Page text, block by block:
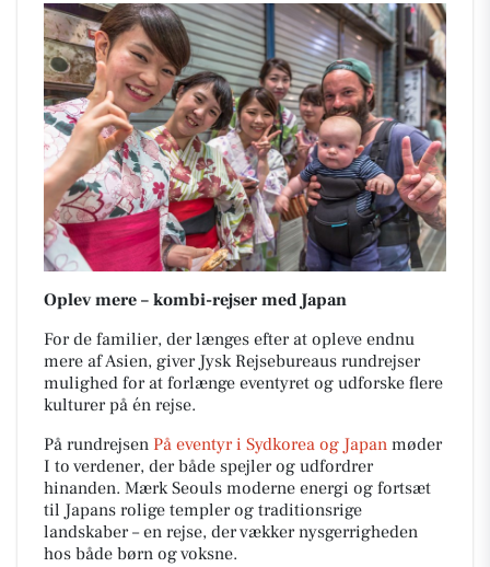
Oplev mere – kombi-rejser med Japan
For de familier, der længes efter at opleve endnu
mere af Asien, giver Jysk Rejsebureaus rundrejser
mulighed for at forlænge eventyret og udforske flere
kulturer på én rejse.
På rundrejsen På eventyr i Sydkorea og Japan møder
I to verdener, der både spejler og udfordrer
hinanden. Mærk Seouls moderne energi og fortsæt
til Japans rolige templer og traditionsrige
landskaber – en rejse, der vækker nysgerrigheden
hos både børn og voksne.